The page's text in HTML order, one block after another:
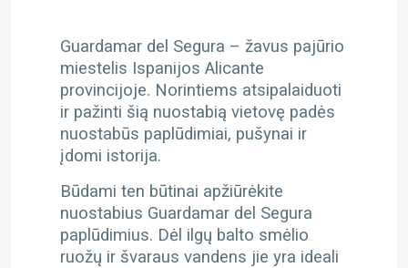
Guardamar del Segura – žavus pajūrio
miestelis Ispanijos Alicante
provincijoje. Norintiems atsipalaiduoti
ir pažinti šią nuostabią vietovę padės
nuostabūs paplūdimiai, pušynai ir
įdomi istorija.
Būdami ten būtinai apžiūrėkite
nuostabius Guardamar del Segura
paplūdimius. Dėl ilgų balto smėlio
ruožų ir švaraus vandens jie yra ideali